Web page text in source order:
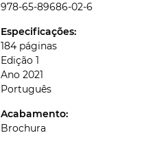
978-65-89686-02-6
Especificações:
184 páginas
Edição 1
Ano 2021
Português
Acabamento:
Brochura